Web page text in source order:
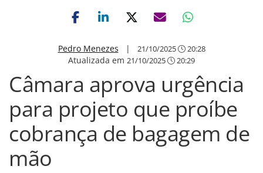
Pedro Menezes | 21/10/2025 20:28
Atualizada em 21/10/2025 20:29
Câmara aprova urgência
para projeto que proíbe
cobrança de bagagem de
mão